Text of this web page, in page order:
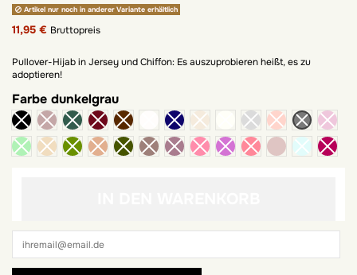
Artikel nur noch in anderer Variante erhältlich
11,95 € Bruttopreis
Pullover-Hijab in Jersey und Chiffon: Es auszuprobieren heißt, es zu
adoptieren!
Farbe dunkelgrau
blush